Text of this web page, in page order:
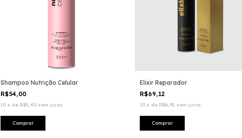
Shampoo Nutrição Celular
R$54,00
10 x de R$5,40 sem juros
Elixir Reparador
R$69,12
10 x de R$6,91 sem juros